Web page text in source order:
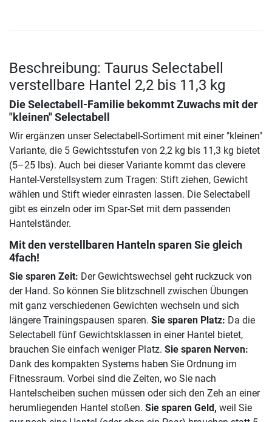
Beschreibung: Taurus Selectabell
verstellbare Hantel 2,2 bis 11,3 kg
Die Selectabell-Familie bekommt Zuwachs mit der
"kleinen" Selectabell
Wir ergänzen unser Selectabell-Sortiment mit einer "kleinen"
Variante, die 5 Gewichtsstufen von 2,2 kg bis 11,3 kg bietet
(5–25 lbs). Auch bei dieser Variante kommt das clevere
Hantel-Verstellsystem zum Tragen: Stift ziehen, Gewicht
wählen und Stift wieder einrasten lassen. Die Selectabell
gibt es einzeln oder im Spar-Set mit dem passenden
Hantelständer.
Mit den verstellbaren Hanteln sparen Sie gleich
4fach!
Sie sparen Zeit: Der Gewichtswechsel geht ruckzuck von
der Hand. So können Sie blitzschnell zwischen Übungen
mit ganz verschiedenen Gewichten wechseln und sich
längere Trainingspausen sparen. Sie sparen Platz: Da die
Selectabell fünf Gewichtsklassen in einer Hantel bietet,
brauchen Sie einfach weniger Platz. Sie sparen Nerven:
Dank des kompakten Systems haben Sie Ordnung im
Fitnessraum. Vorbei sind die Zeiten, wo Sie nach
Hantelscheiben suchen müssen oder sich den Zeh an einer
herumliegenden Hantel stoßen. Sie sparen Geld, weil Sie